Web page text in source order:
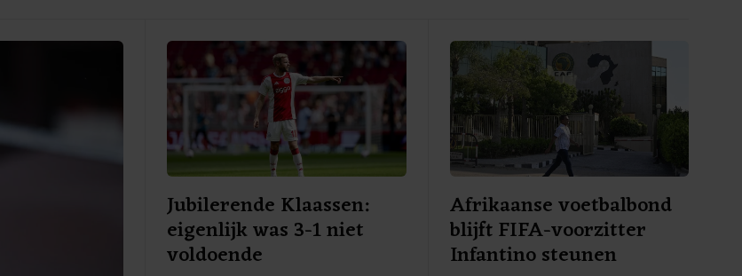
Jubilerende Klaassen:
eigenlijk was 3-1 niet
voldoende
Afrikaanse voetbalbond
blijft FIFA-voorzitter
Infantino steunen